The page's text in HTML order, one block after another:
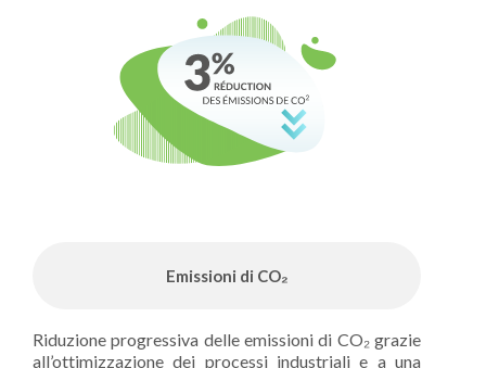
Emissioni di CO₂
Riduzione progressiva delle emissioni di CO₂ grazie
all’ottimizzazione dei processi industriali e a una